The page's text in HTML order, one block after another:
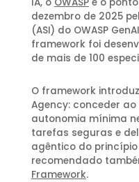
dezembro de 2025
(ASI) do OWASP
framework foi
de mais de 100
O framework
Agency: conceder
autonomia mínima
tarefas seguras e
agêntico do
recomendado
Framework.